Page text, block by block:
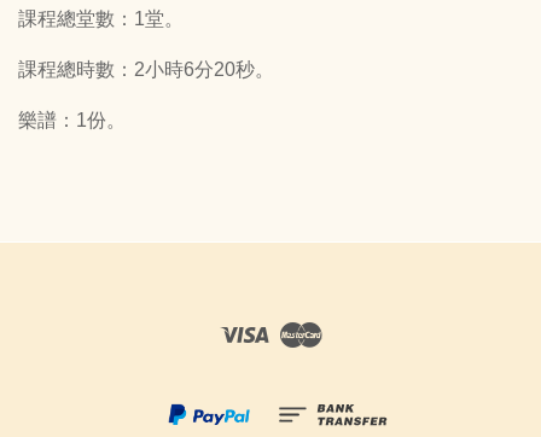
課程總堂數：1堂。
課程總時數：2小時6分20秒。
樂譜：1份。
Visa Master